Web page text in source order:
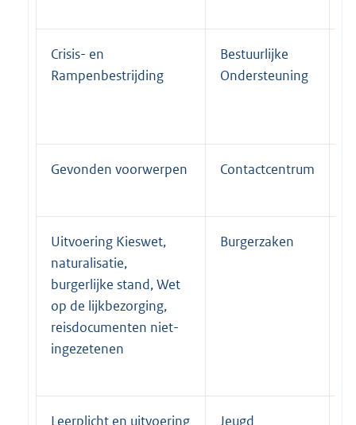
Crisis- en
Rampenbestrijding
Bestuurlijke
Ondersteuning
Gevonden voorwerpen Contactcentrum
Uitvoering Kieswet,
naturalisatie,
burgerlijke stand, Wet
op de lijkbezorging,
reisdocumenten niet-
ingezetenen
Burgerzaken
Leerplicht en uitvoering
Jeugd